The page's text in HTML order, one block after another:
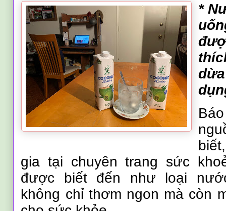
*
gia tại chuyên trang sức
được biết đến như loại
không chỉ thơm ngon mà còn